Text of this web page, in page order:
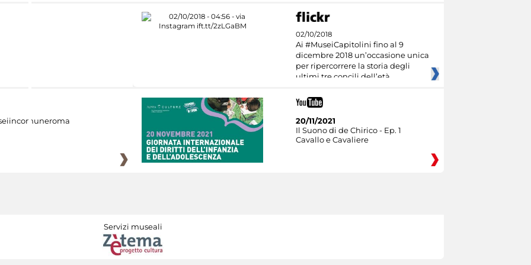
02/10/2018
Ai #MuseiCapitolini fino al 9
dicembre 2018 un’occasione unica
per ripercorrere la storia degli
ultimi tre concili dell’età
20/11/2021
Il Suono di de Chirico - Ep. 1
Cavallo e Cavaliere
Servizi museali